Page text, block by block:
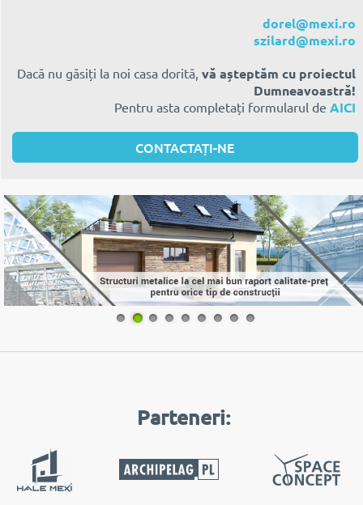
dorel@mexi.ro
szilard@mexi.ro
Dacă nu găsiți la noi casa dorită, vă așteptăm cu proiectul
Dumneavoastră!
Pentru asta completați formularul de AICI
CONTACTAȚI-NE
1 2 3 4 5 6 7 8 9
Parteneri: